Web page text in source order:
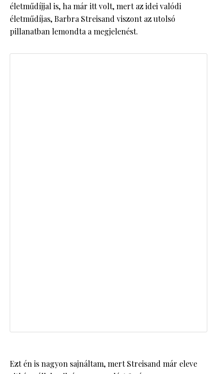
életműdíjjal is, ha már itt volt, mert az idei valódi
életműdíjas, Barbra Streisand viszont az utolsó
pillanatban lemondta a megjelenést.
Ezt én is nagyon sajnáltam, mert Streisand már eleve